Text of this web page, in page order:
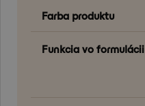
Farba produktu
Funkcia vo formulácii